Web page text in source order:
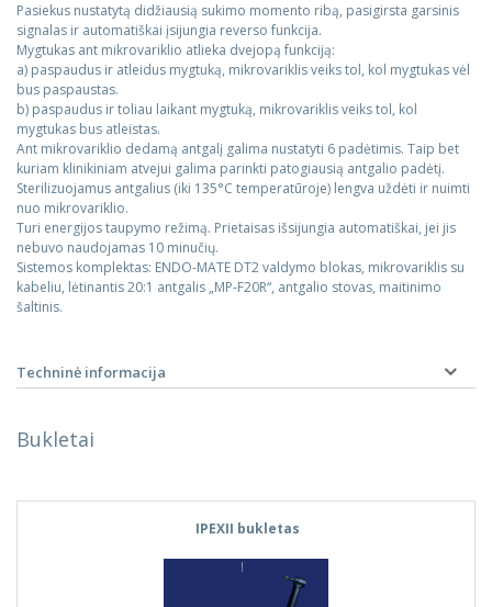
Pasiekus nustatytą didžiausią sukimo momento ribą, pasigirsta garsinis
signalas ir automatiškai įsijungia reverso funkcija.
Mygtukas ant mikrovariklio atlieka dvejopą funkciją:
a) paspaudus ir atleidus mygtuką, mikrovariklis veiks tol, kol mygtukas vėl
bus paspaustas.
b) paspaudus ir toliau laikant mygtuką, mikrovariklis veiks tol, kol
mygtukas bus atleistas.
Ant mikrovariklio dedamą antgalį galima nustatyti 6 padėtimis. Taip bet
kuriam klinikiniam atvejui galima parinkti patogiausią antgalio padėtį.
Sterilizuojamus antgalius (iki 135°C temperatūroje) lengva uždėti ir nuimti
nuo mikrovariklio.
Turi energijos taupymo režimą. Prietaisas išsijungia automatiškai, jei jis
nebuvo naudojamas 10 minučių.
Sistemos komplektas: ENDO-MATE DT2 valdymo blokas, mikrovariklis su
kabeliu, lėtinantis 20:1 antgalis „MP-F20R“, antgalio stovas, maitinimo
šaltinis.
Techninė informacija
Bukletai
IPEXII bukletas